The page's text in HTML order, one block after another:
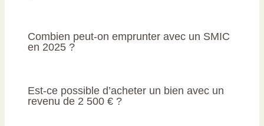
Combien peut-on emprunter avec un SMIC
en 2025 ?
Est-ce possible d’acheter un bien avec un
revenu de 2 500 € ?